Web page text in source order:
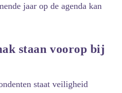
jaar op de agenda kan
staan voorop bij
staat veiligheid